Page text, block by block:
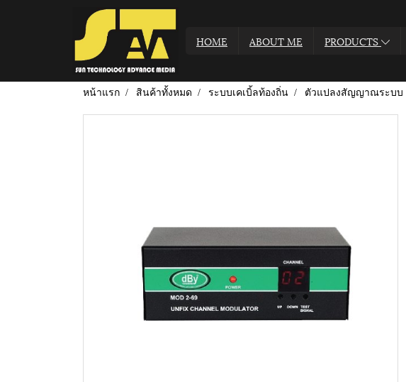
HOME ABOUT ME PRODUCTS
หน้าแรก สินค้าทั้งหมด ระบบเคเบิ้ลท้องถิ่น ตัวแปลงสัญญาณระบบ